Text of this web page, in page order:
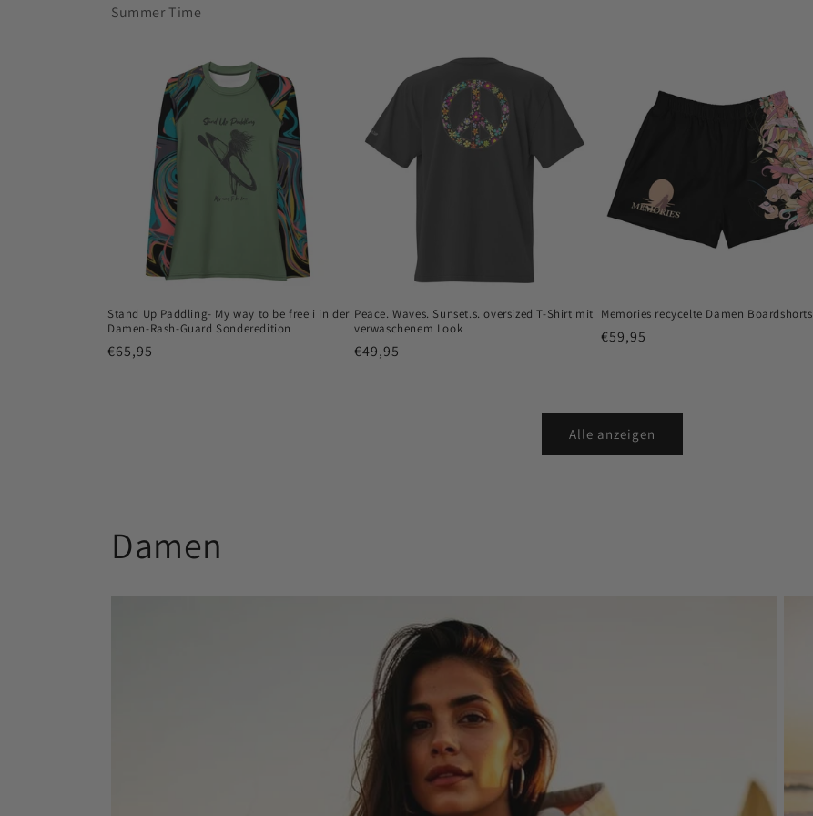
Summer Time
Stand Up Paddling- My way to be free i in der
Damen-Rash-Guard Sonderedition
Normaler
€65,95
Peace. Waves. Sunset.s. oversized T-Shirt mit
verwaschenem Look
Normaler
€49,95
Memories recycelte Damen Boardshorts
Normaler
€59,95
Alle anzeigen
Damen